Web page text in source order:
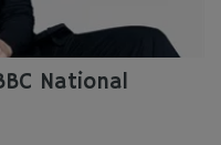
National